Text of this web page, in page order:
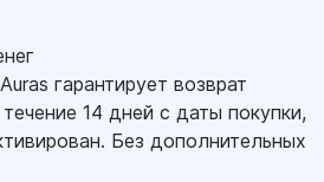
гарантирует возврат
14 дней с даты покупки,
Без дополнительных